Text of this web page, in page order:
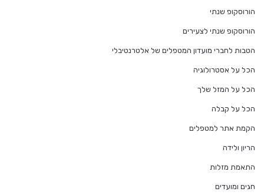
הורוסקופ שנתי
הורוסקופ שנתי לצעירים
הטבות לחברי מועדון המטפלים של אלטרנטיבלי
הכל על אסטרולוגיה
הכל על המזל שלך
הכל על קבלה
הקמת אתר למטפלים
הריון ולידה
התאמת מזלות
חגים ומועדים